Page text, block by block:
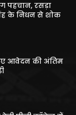
पहचान, रसड़ा
के निधन से शोक
आवेदन की अंतिम